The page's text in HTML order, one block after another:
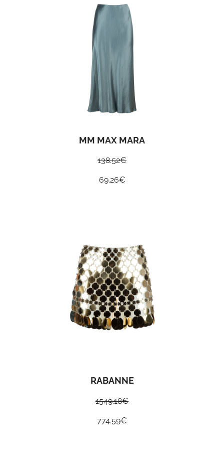
MM MAX MARA
138.52€
69.26€
RABANNE
1549.18€
774.59€